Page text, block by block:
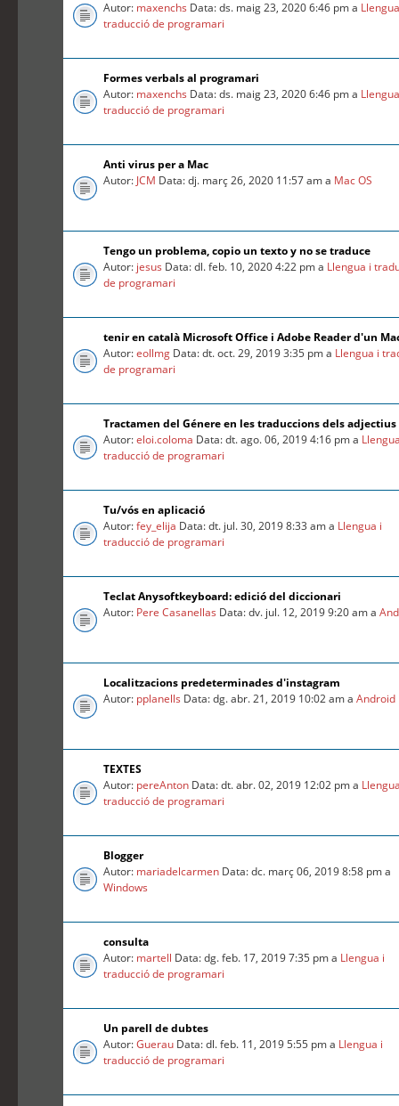
Autor: maxenchs Data: ds. maig 23, 2020 6:46 pm a
traducció de programari
Formes verbals al programari
Autor: maxenchs Data: ds. maig 23, 2020 6:46 pm a
traducció de programari
Anti virus per a Mac
Autor: JCM Data: dj. març 26, 2020 11:57 am a Mac OS
Tengo un problema, copio un texto y no se traduce
Autor: jesus Data: dl. feb. 10, 2020 4:22 pm a Llengua i
de programari
tenir en català Microsoft Office i Adobe Reader d'un
Autor:eollmg Data: dt. oct. 29, 2019 3:35 pm a Llengua i
de programari
Tractamen del Génere en les traduccions dels adjectius
Autor:eloi.coloma Data: dt. ago. 06, 2019 4:16 pm a
traducció de programari
Tu/vós en aplicació
Autor:fey_elija Data: dt. jul. 30, 2019 8:33 am a Llengua i
traducció de programari
Teclat Anysoftkeyboard: edició del diccionari
Autor: Pere Casanellas Data: dv. jul. 12, 2019 9:20 am a
Localitzacions predeterminades d'instagram
Autor: pplanells Data: dg. abr. 21, 2019 10:02 am aAndroid
TEXTES
Autor: pereAnton Data: dt. abr. 02, 2019 12:02 pm a
traducció de programari
Blogger
Autor: mariadelcarmen Data: dc. març 06, 2019 8:58 pm a
Windows
consulta
Autor: martell Data: dg. feb. 17, 2019 7:35 pm a Llengua i
traducció de programari
Un parell de dubtes
Autor:Guerau Data: dl. feb. 11, 2019 5:55 pm a Llengua i
traducció de programari